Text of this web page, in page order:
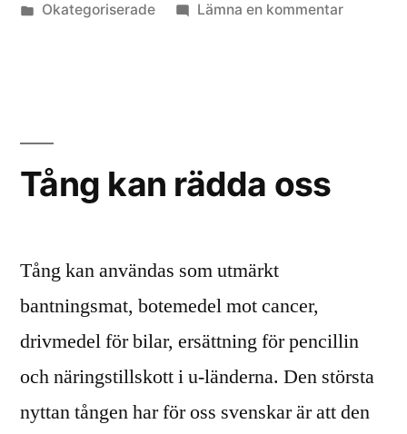
av
Publicerat
Okategoriserade Lämna en kommentartill
Tång kan rädda oss
Tång kan användas som utmärkt
bantningsmat, botemedel mot cancer,
drivmedel för bilar, ersättning för pencillin
och näringstillskott i u-länderna. Den största
nyttan tången har för oss svenskar är att den